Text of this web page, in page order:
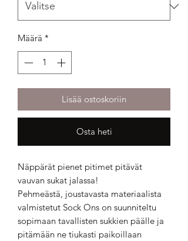
Määrä *
Lisää ostoskoriin
Osta heti
Näppärät pienet pitimet pitävät
vauvan sukat jalassa!
Pehmeästä, joustavasta materiaalista
valmistetut Sock Ons on suunniteltu
sopimaan tavallisten sukkien päälle ja
pitämään ne tiukasti paikoillaan